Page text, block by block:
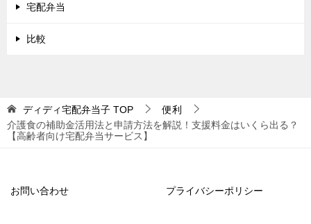
宅配弁当
比較
ディディ宅配弁当子 TOP
便利
介護食の補助金活用法と申請方法を解説！支援料金はいくら出る？
【高齢者向け宅配弁当サービス】
お問い合わせ プライバシーポリシー